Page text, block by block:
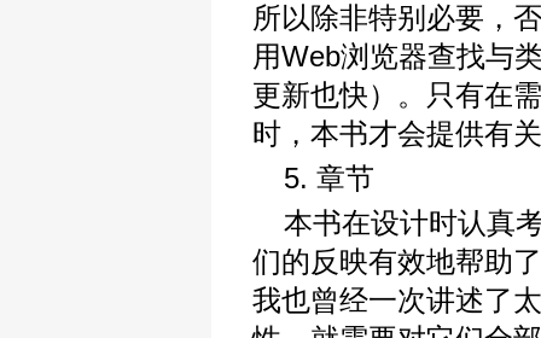
所以除非特别必要，
用Web浏览器查找与
更新也快）。只有在
时，本书才会提供有
5. 章节
本书在设计时认真
们的反映有效地帮助
我也曾经一次讲述了